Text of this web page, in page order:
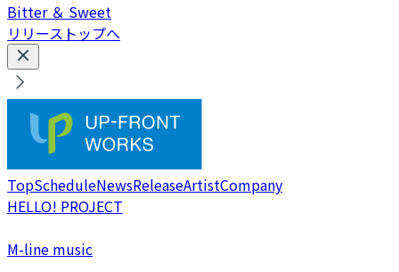
Bitter ＆ Sweet
リリーストップへ
TopScheduleNewsReleaseArtistCompany
HELLO! PROJECT
M-line music